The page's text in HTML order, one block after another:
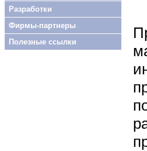
Разработки
Фирмы-партнеры
Полезные ссылки